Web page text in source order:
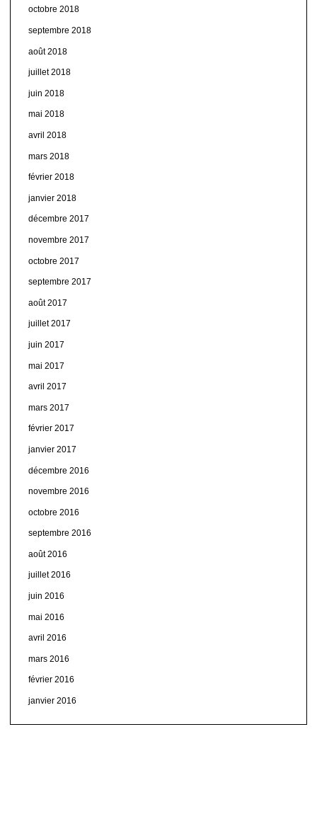
octobre 2018
septembre 2018
août 2018
juillet 2018
juin 2018
mai 2018
avril 2018
mars 2018
février 2018
janvier 2018
décembre 2017
novembre 2017
octobre 2017
septembre 2017
août 2017
juillet 2017
juin 2017
mai 2017
avril 2017
mars 2017
février 2017
janvier 2017
décembre 2016
novembre 2016
octobre 2016
septembre 2016
août 2016
juillet 2016
juin 2016
mai 2016
avril 2016
mars 2016
février 2016
janvier 2016